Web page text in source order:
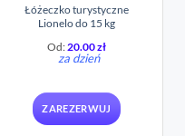
Łóżeczko turystyczne
Lionelo do 15 kg
Od:20.00zł
za dzień
ZAREZERWUJ